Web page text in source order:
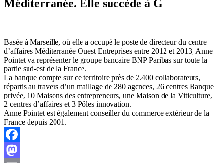
Méditerranée. Elle succède à G
Basée à Marseille, où elle a occupé le poste de directeur du centre
d’affaires Méditerranée Ouest Entreprises entre 2012 et 2013, Anne
Pointet va représenter le groupe bancaire BNP Paribas sur toute la
partie sud-est de la France.
La banque compte sur ce territoire près de 2.400 collaborateurs,
répartis au travers d’un maillage de 280 agences, 26 centres Banque
privée, 10 Maisons des entrepreneurs, une Maison de la Viticulture,
2 centres d’affaires et 3 Pôles innovation.
Anne Pointet est également conseiller du commerce extérieur de la
France depuis 2001.
Facebook